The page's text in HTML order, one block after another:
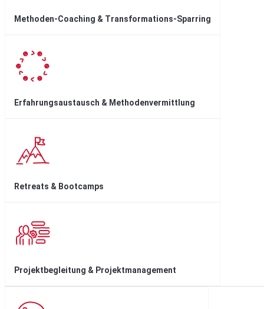
Methoden-Coaching & Transformations-Sparring
Erfahrungsaustausch & Methodenvermittlung
Retreats & Bootcamps
Projektbegleitung & Projektmanagement